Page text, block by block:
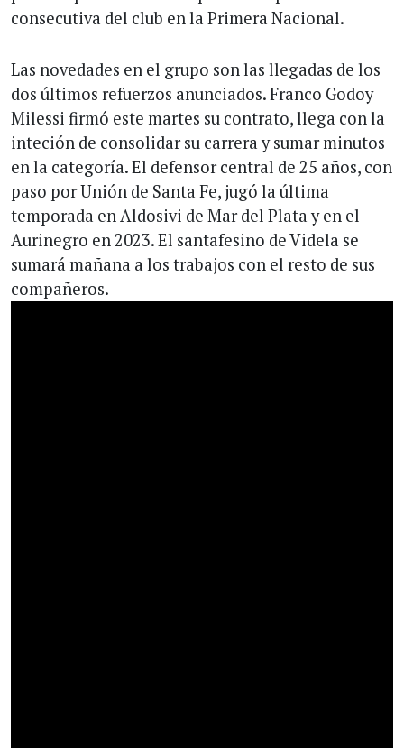
consecutiva del club en la Primera Nacional.
Las novedades en el grupo son las llegadas de los
dos últimos refuerzos anunciados. Franco Godoy
Milessi firmó este martes su contrato, llega con la
inteción de consolidar su carrera y sumar minutos
en la categoría. El defensor central de 25 años, con
paso por Unión de Santa Fe, jugó la última
temporada en Aldosivi de Mar del Plata y en el
Aurinegro en 2023. El santafesino de Videla se
sumará mañana a los trabajos con el resto de sus
compañeros.